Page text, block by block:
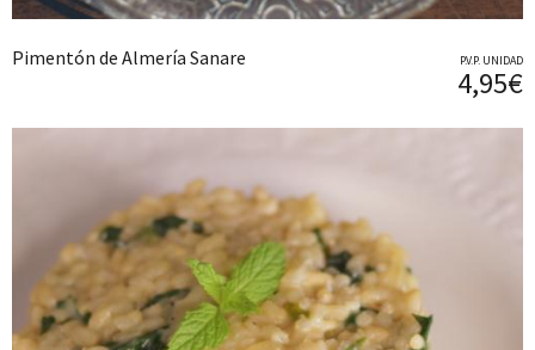
Pimentón de Almería Sanare P.V.P. UNIDAD
4,95€